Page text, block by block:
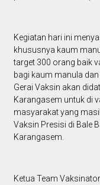
Kegiatan hari ini
khususnya kaum
target 300 orang baik
bagi kaum manula
Gerai Vaksin akan
Karangasem untuk di
masyarakat yang
Vaksin Presisi di Bale
Karangasem.
Ketua Team